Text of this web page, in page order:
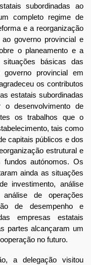
subordinadas ao
completo regime de
e a reorganização
governo provincial e
o planeamento e a
básicas das
provincial em
os contributos
estatais subordinadas
o desenvolvimento de
os trabalhos que o
tais como
capitais públicos e dos
estrutural e
fundos autónomos. Os
ainda as situações
investimento, análise
de operações
de desempenho e
empresas estatais
partes alcançaram um
no futuro.
a delegação visitou